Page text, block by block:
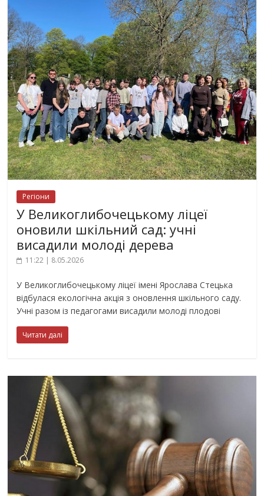
Регіони
У Великоглибочецькому ліцеї
оновили шкільний сад: учні
висадили молоді дерева
11:22 | 8.05.2026
У Великоглибочецькому ліцеї імені Ярослава Стецька
відбулася екологічна акція з оновлення шкільного саду.
Учні разом із педагогами висадили молоді плодові
Читати далі